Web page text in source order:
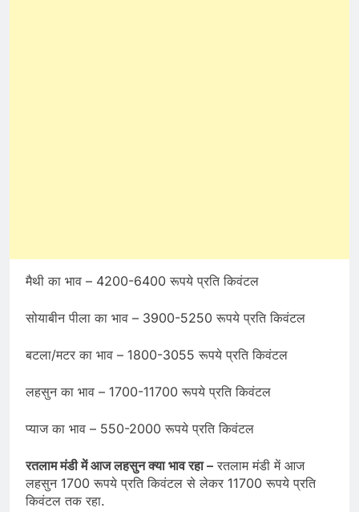
मैथी का भाव – 4200-6400 रूपये प्रति किवंटल
सोयाबीन पीला का भाव – 3900-5250 रूपये प्रति किवंटल
बटला/मटर का भाव – 1800-3055 रूपये प्रति किवंटल
लहसुन का भाव – 1700-11700 रूपये प्रति किवंटल
प्याज का भाव – 550-2000 रूपये प्रति किवंटल
रतलाम मंडी में आज लहसुन क्या भाव रहा – रतलाम मंडी में आज
लहसुन 1700 रूपये प्रति किवंटल से लेकर 11700 रूपये प्रति
किवंटल तक रहा.